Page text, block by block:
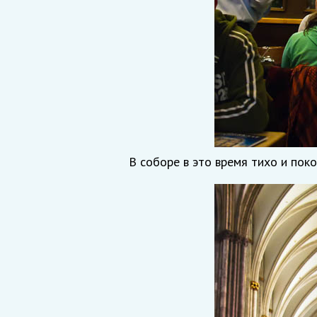
В соборе в это время тихо и